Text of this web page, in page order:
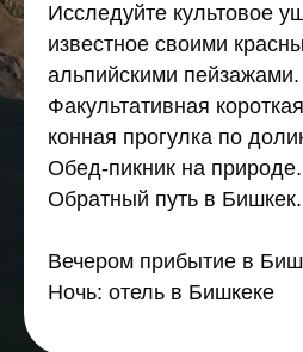
Исследуйте культовое
известное своими
альпийскими пейзажами.
Факультативная
конная прогулка по
Обед-пикник на природе.
Обратный путь в Бишкек.
Вечером прибытие в
Ночь: отель в Бишкеке